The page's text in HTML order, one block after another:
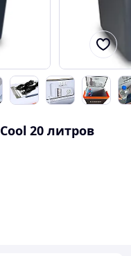
20 литров